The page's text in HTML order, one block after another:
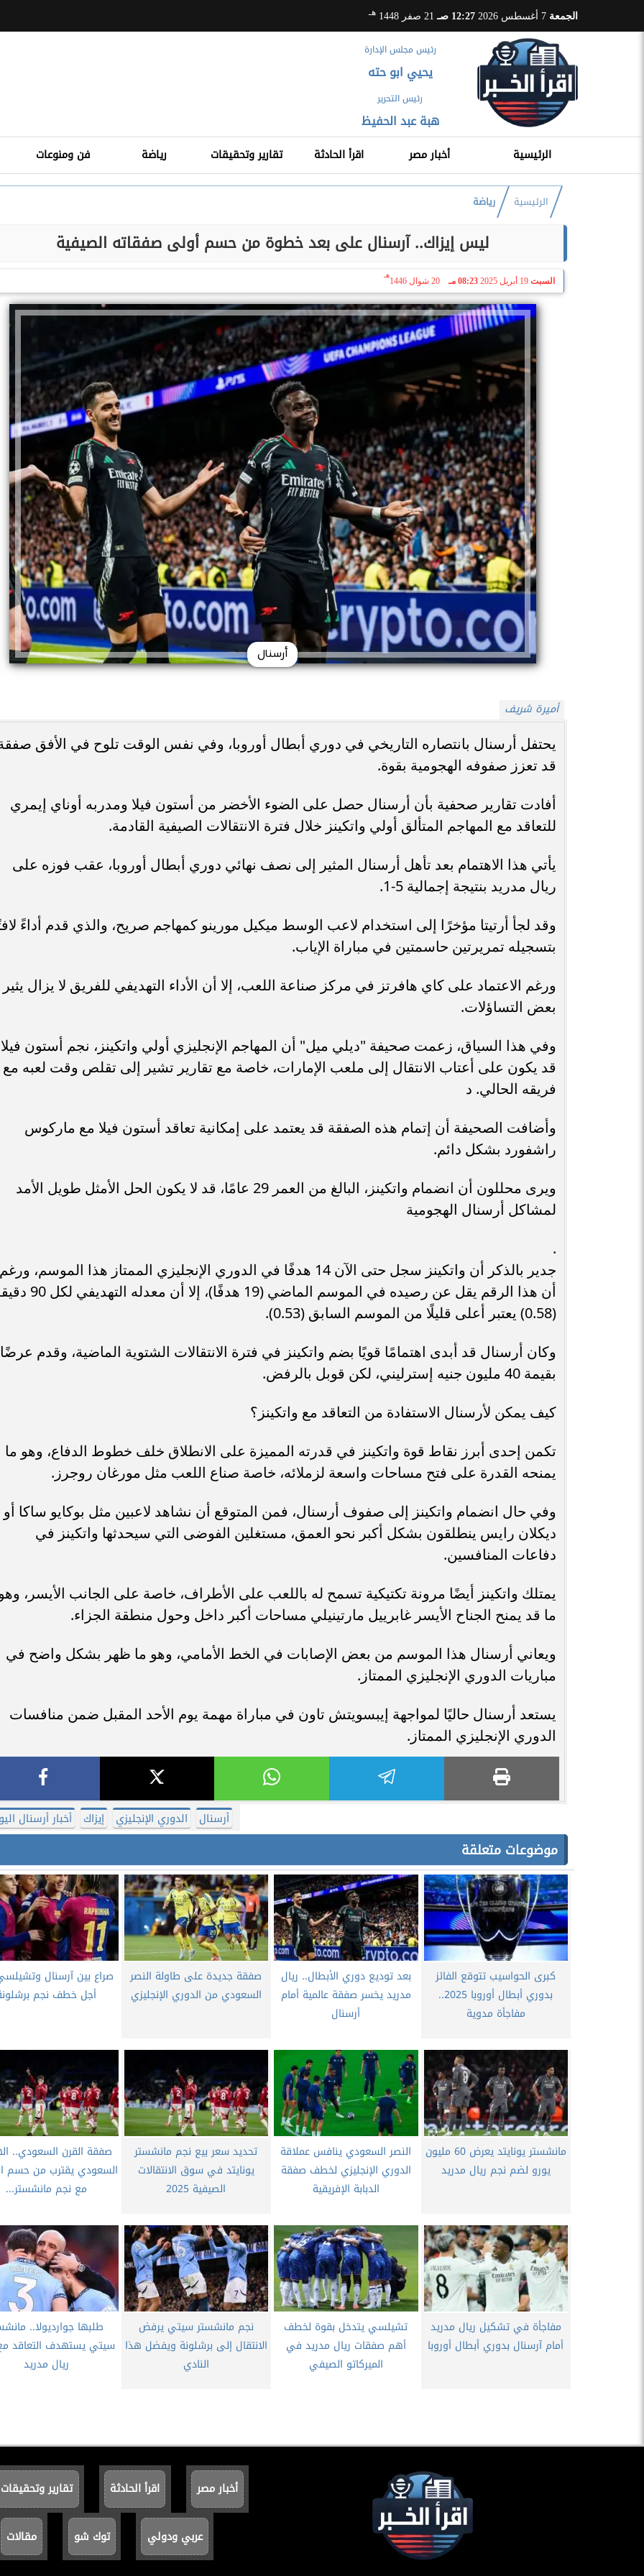
الجمعة 12:27 صـ 21 صفر 1448 هـ
رئيس مجلس الإدارة
يحيي ابو حته
رئيس التحرير
هبة عبد الحفيظ
الرئيسية أخبار مصر اقرأ الحادثة تقارير وتحقيقات رياضة فن ومنوعات
الرئيسية رياضة
ليس إيزاك.. آرسنال على بعد خطوة من حسم أولى صفقاته الصيفية
السبت 19 أبريل 2025 08:23 مـ 20 شوال 1446
هـ
أرسنال
أميرة شريف
يحتفل أرسنال بانتصاره التاريخي في دوري أبطال أوروبا، وفي نفس الوقت تلوح في الأفق
قد تعزز صفوفه الهجومية بقوة.
أفادت تقارير صحفية بأن أرسنال حصل على الضوء الأخضر من أستون فيلا ومدربه أوناي إيمري
للتعاقد مع المهاجم المتألق أولي واتكينز خلال فترة الانتقالات الصيفية القادمة.
يأتي هذا الاهتمام بعد تأهل أرسنال المثير إلى نصف نهائي دوري أبطال أوروبا، عقب فوزه على
ريال مدريد بنتيجة إجمالية 5-1.
وقد لجأ أرتيتا مؤخرًا إلى استخدام لاعب الوسط ميكيل مورينو كمهاجم صريح، والذي قدم أداءً
بتسجيله تمريرتين حاسمتين في مباراة الإياب.
ورغم الاعتماد على كاي هافرتز في مركز صناعة اللعب، إلا أن الأداء التهديفي للفريق لا يزال يثير
بعض التساؤلات.
وفي هذا السياق، زعمت صحيفة "ديلي ميل" أن المهاجم الإنجليزي أولي واتكينز، نجم أستون
قد يكون على أعتاب الانتقال إلى ملعب الإمارات، خاصة مع تقارير تشير إلى تقلص وقت لعبه مع
فريقه الحالي. د
وأضافت الصحيفة أن إتمام هذه الصفقة قد يعتمد على إمكانية تعاقد أستون فيلا مع ماركوس
راشفورد بشكل دائم.
ويرى محللون أن انضمام واتكينز، البالغ من العمر 29 عامًا، قد لا يكون الحل الأمثل طويل الأمد
لمشاكل أرسنال الهجومية
.
جدير بالذكر أن واتكينز سجل حتى الآن 14 هدفًا في الدوري الإنجليزي الممتاز هذا الموسم، ورغم
أن هذا الرقم يقل عن رصيده في الموسم الماضي (19 هدفًا)، إلا أن
(0.58) يعتبر أعلى قليلًا من الموسم السابق (0.53).
وكان أرسنال قد أبدى اهتمامًا قويًا بضم واتكينز في فترة الانتقالات الشتوية الماضية، وقدم عرضًا
بقيمة 40 مليون جنيه إسترليني، لكن قوبل بالرفض.
كيف يمكن لأرسنال الاستفادة من التعاقد مع واتكينز؟
تكمن إحدى أبرز نقاط قوة واتكينز في قدرته المميزة على الانطلاق خلف خطوط الدفاع، وهو ما
يمنحه القدرة على فتح مساحات واسعة لزملائه، خاصة صناع اللعب مثل مورغان روجرز.
وفي حال انضمام واتكينز إلى صفوف أرسنال، فمن المتوقع أن نشاهد لاعبين مثل بوكايو ساكا أو
ديكلان رايس ينطلقون بشكل أكبر نحو العمق، مستغلين الفوضى التي سيحدثها واتكينز في
دفاعات المنافسين.
يمتلك واتكينز أيضًا مرونة تكتيكية تسمح له باللعب على الأطراف، خاصة على الجانب الأيسر،
ما قد يمنح الجناح الأيسر غابرييل مارتينيلي مساحات أكبر داخل وحول منطقة الجزاء.
ويعاني أرسنال هذا الموسم من بعض الإصابات في الخط الأمامي، وهو ما ظهر بشكل واضح في
مباريات الدوري الإنجليزي الممتاز.
يستعد أرسنال حاليًا لمواجهة إيبسويتش تاون في مباراة مهمة يوم الأحد المقبل ضمن منافسات
الدوري الإنجليزي الممتاز.
أرسنال الدوري الإنجليزي إيزاك أخبار أرسنال
موضوعات متعلقة
كبرى الحواسيب تتوقع الفائز
بدوري أبطال أوروبا 2025..
مفاجأة مدوية
بعد توديع دوري الأبطال.. ريال
مدريد يخسر صفقة عالمية أمام
أرسنال
صفقة جديدة على طاولة النصر
السعودي من الدوري الإنجليزي
صراع بين آرسنال
أجل خطف نجم
مانشستر يونايتد يعرض 60 مليون
يورو لضم نجم ريال مدريد
النصر السعودي ينافس عملاقة
الدوري الإنجليزي لخطف صفقة
الدبابة الإفريقية
تحديد سعر بيع نجم مانشستر
يونايتد في سوق الانتقالات
الصيفية 2025
صفقة القرن السعودي..
السعودي يقترب من حسم
مع نجم مانشستر...
مفاجأة في تشكيل ريال مدريد
أمام آرسنال بدوري أبطال أوروبا
تشيلسي يتدخل بقوة لخطف
أهم صفقات ريال مدريد في
الميركاتو الصيفي
نجم مانشستر سيتي يرفض
الانتقال إلى برشلونة ويفضل هذا
النادي
طلبها جوارديولا..
سيتي يستهدف التعاقد
ريال مدريد
أخبار مصر اقرأ الحادثة تقارير وتحقيقات
عربي ودولي توك شو مقالات